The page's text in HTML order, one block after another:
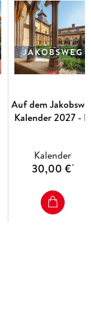
Auf dem
Kalender 2027 - El
Kalender
30,00 €*